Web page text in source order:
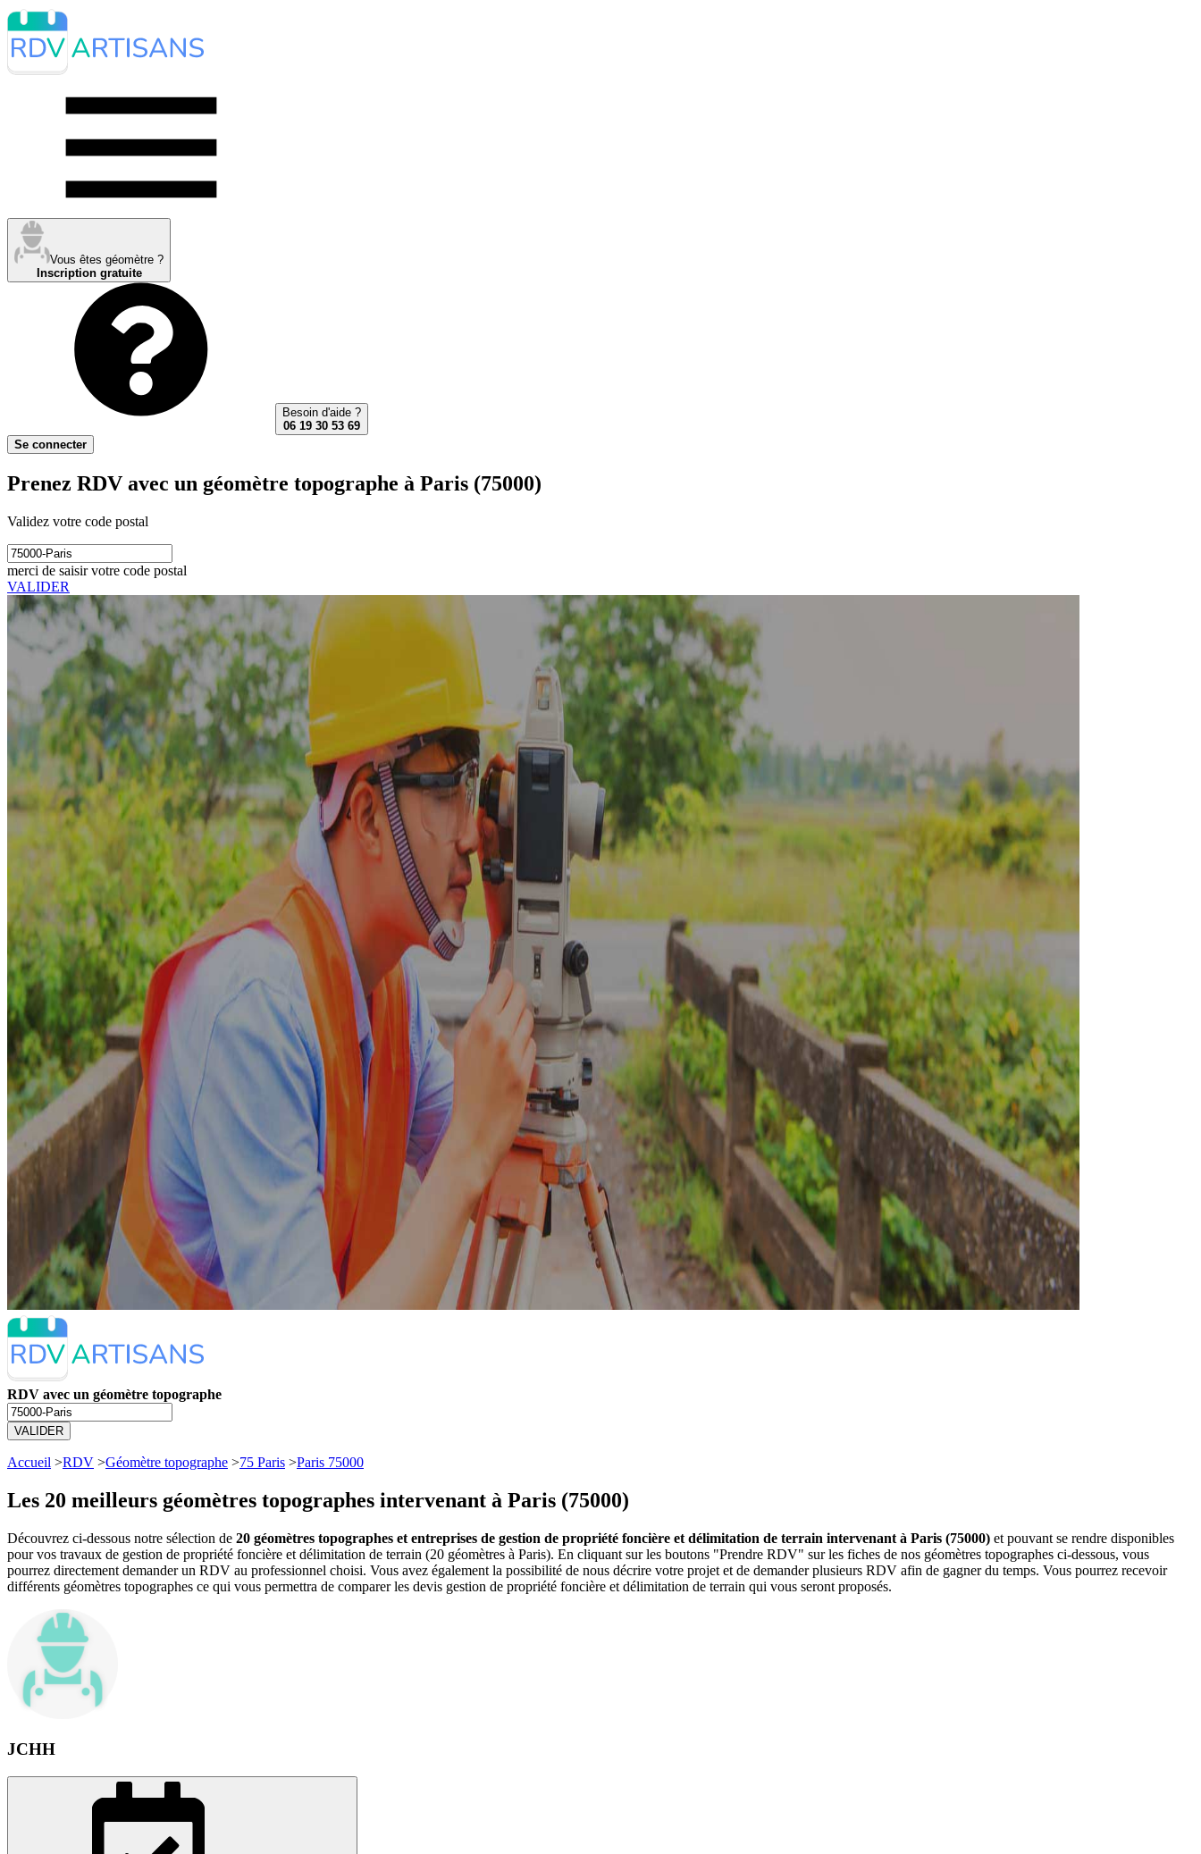
Vous êtes géomètre ?
Inscription gratuite
Besoin d'aide ?
06 19 30 53 69
Se connecter
Prenez RDV avec un géomètre topographe à Paris (75000)
Validez votre code postal
merci de saisir votre code postal
VALIDER
RDV avec un géomètre topographe
VALIDER
Accueil >RDV >Géomètre topographe >75 Paris >Paris 75000
Les 20 meilleurs géomètres topographes intervenant à Paris (75000)
Découvrez ci-dessous notre sélection de 20 géomètres topographes et entreprises de gestion de propriété foncière et délimitation de terrain intervenant à Paris (75000) et pouvant se rendre disponibles
pour vos travaux de gestion de propriété foncière et délimitation de terrain (20 géomètres à Paris). En cliquant sur les boutons "Prendre RDV" sur les fiches de nos géomètres topographes ci-dessous, vous
pourrez directement demander un RDV au professionnel choisi. Vous avez également la possibilité de nous décrire votre projet et de demander plusieurs RDV afin de gagner du temps. Vous pourrez recevoir
différents géomètres topographes ce qui vous permettra de comparer les devis gestion de propriété foncière et délimitation de terrain qui vous seront proposés.
JCHH